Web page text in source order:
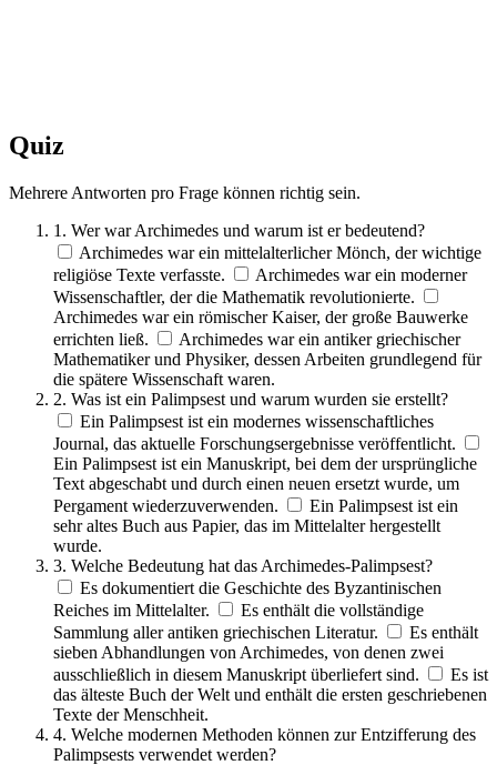
Quiz
Mehrere Antworten pro Frage können richtig sein.
1. Wer war Archimedes und warum ist er bedeutend?
Archimedes war ein mittelalterlicher Mönch, der wichtige
religiöse Texte verfasste.
Archimedes war ein moderner
Wissenschaftler, der die Mathematik revolutionierte.
Archimedes war ein römischer Kaiser, der große Bauwerke
errichten ließ.
Archimedes war ein antiker griechischer
Mathematiker und Physiker, dessen Arbeiten grundlegend für
die spätere Wissenschaft waren.
2. Was ist ein Palimpsest und warum wurden sie erstellt?
Ein Palimpsest ist ein modernes wissenschaftliches
Journal, das aktuelle Forschungsergebnisse veröffentlicht.
Ein Palimpsest ist ein Manuskript, bei dem der ursprüngliche
Text abgeschabt und durch einen neuen ersetzt wurde, um
Pergament wiederzuverwenden.
Ein Palimpsest ist ein
sehr altes Buch aus Papier, das im Mittelalter hergestellt
wurde.
3. Welche Bedeutung hat das Archimedes-Palimpsest?
Es dokumentiert die Geschichte des Byzantinischen
Reiches im Mittelalter.
Es enthält die vollständige
Sammlung aller antiken griechischen Literatur.
Es enthält
sieben Abhandlungen von Archimedes, von denen zwei
ausschließlich in diesem Manuskript überliefert sind.
Es ist
das älteste Buch der Welt und enthält die ersten geschriebenen
Texte der Menschheit.
4. Welche modernen Methoden können zur Entzifferung des
Palimpsests verwendet werden?